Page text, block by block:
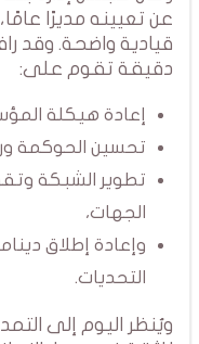
عن تعيينه مديرًا
قيادية واضحة. وقد
دقيقة تقوم على:
إعادة هيكلة
تحسين الحوكمة
تطوير الشبكة
الجهات،
وإعادة إطلاق
التحديات.
ويُنظر اليوم إلى